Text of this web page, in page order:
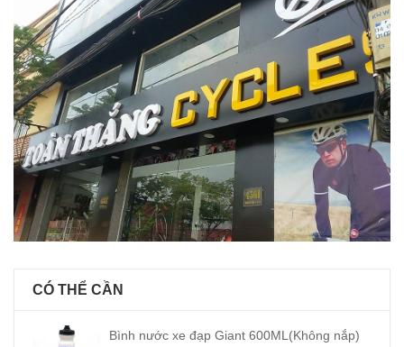
CÓ THỂ CẦN
Bình nước xe đạp Giant 600ML(Không nắp)